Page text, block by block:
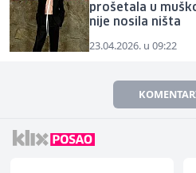
prošetala u
nije nosila ništa
23.04.2026. u 09:22